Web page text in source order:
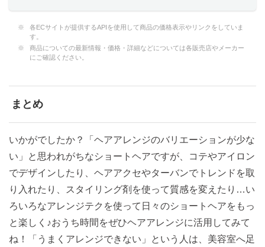
各ECサイトが提供するAPIを使用して商品の価格表示やリンクをしていま
す。
商品についての最新情報・価格・詳細などについては各販売店やメーカー
にご確認ください。
まとめ
いかがでしたか？「ヘアアレンジのバリエーションが少な
い」と思われがちなショートヘアですが、コテやアイロン
でデザインしたり、ヘアアクセやターバンでトレンドを取
り入れたり、スタイリング剤を使って質感を変えたり…い
ろいろなアレンジテクを使って日々のショートヘアをもっ
と楽しく♪おうち時間をぜひヘアアレンジに活用してみて
ね！「うまくアレンジできない」という人は、美容室へ足